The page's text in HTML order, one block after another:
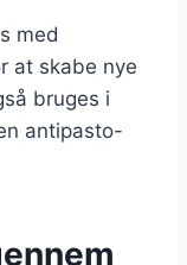
med
at skabe nye
bruges i
antipasto-